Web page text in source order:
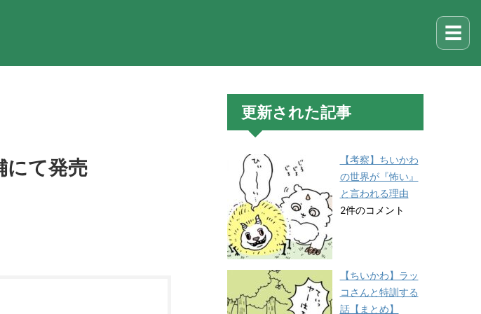
☰
にて発売
更新された記事
【考察】ちいかわ
の世界が『怖い』
と言われる理由
2件のコメント
【ちいかわ】ラッ
コさんと特訓する
話【まとめ】